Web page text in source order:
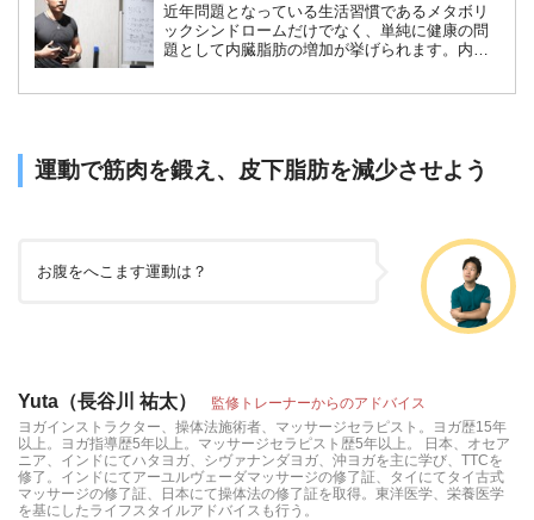
近年問題となっている生活習慣であるメタボリ
ックシンドロームだけでなく、単純に健康の問
題として内臓脂肪の増加が挙げられます。内臓
運動で筋肉を鍛え、皮下脂肪を減少させよう
お腹をへこます運動は？
Yuta（長谷川 祐太） 監修トレーナーからのアドバイス
ヨガインストラクター、操体法施術者、マッサージセラピスト。ヨガ歴15年
以上。ヨガ指導歴5年以上。マッサージセラピスト歴5年以上。 日本、オセア
ニア、インドにてハタヨガ、シヴァナンダヨガ、沖ヨガを主に学び、TTCを
修了。インドにてアーユルヴェーダマッサージの修了証、タイにてタイ古式
マッサージの修了証、日本にて操体法の修了証を取得。東洋医学、栄養医学
を基にしたライフスタイルアドバイスも行う。